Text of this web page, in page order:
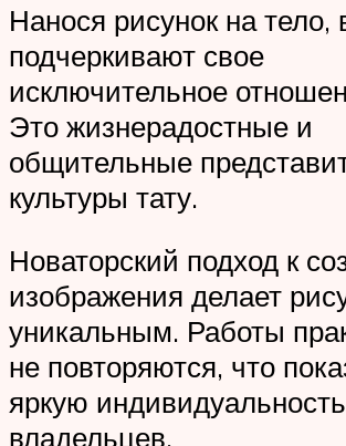
Нанося рисунок на тело,
подчеркивают свое
исключительное
Это жизнерадостные и
общительные
культуры тату.
Новаторский подход к
изображения делает
уникальным. Работы
не повторяются, что
яркую индивидуальность
владельцев.